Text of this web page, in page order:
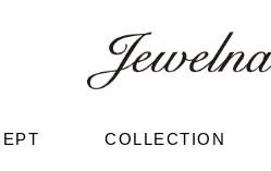
COLLECTION